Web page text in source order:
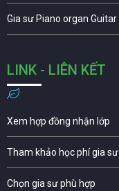
Gia sư Piano organ Guitar
LINK - LIÊN KẾT
Xem hợp đồng nhận lớp
Tham khảo học phí gia sư
Chọn gia sư phù hợp